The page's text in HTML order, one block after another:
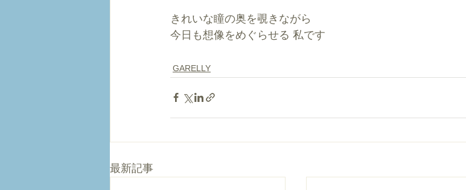
きれいな瞳の奥を覗きながら
今日も想像をめぐらせる 私です
GARELLY
最新記事